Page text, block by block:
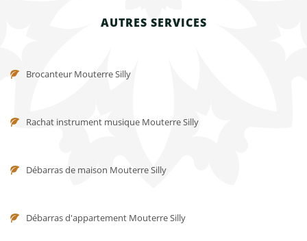
AUTRES SERVICES
Brocanteur Mouterre Silly
Rachat instrument musique Mouterre Silly
Débarras de maison Mouterre Silly
Débarras d'appartement Mouterre Silly